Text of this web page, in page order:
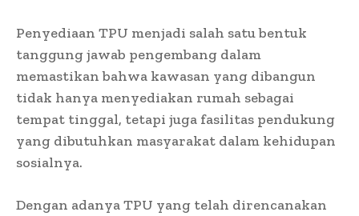
Penyediaan TPU menjadi salah satu bentuk
tanggung jawab pengembang dalam
memastikan bahwa kawasan yang dibangun
tidak hanya menyediakan rumah sebagai
tempat tinggal, tetapi juga fasilitas pendukung
yang dibutuhkan masyarakat dalam kehidupan
sosialnya.
Dengan adanya TPU yang telah direncanakan